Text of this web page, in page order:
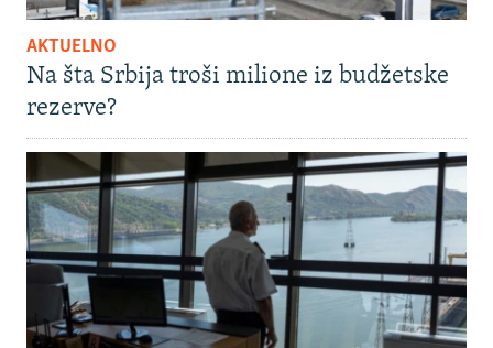
AKTUELNO
Na šta Srbija troši milione iz budžetske
rezerve?